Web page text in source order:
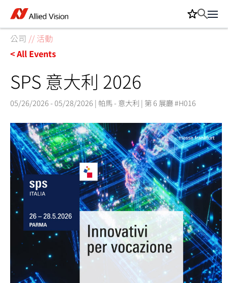
公司 // 活動
< All Events
SPS 意大利 2026
05/26/2026 - 05/28/2026 | 帕馬 - 意大利 | 第 6 展廳 #H016